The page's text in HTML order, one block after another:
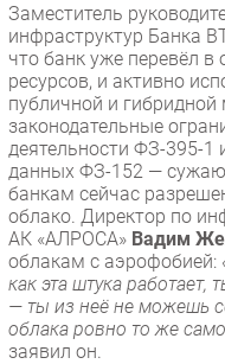
Заместитель
инфраструктур Банка
что банк уже перевёл
ресурсов, и активно
публичной и гибридной
законодательные
деятельности ФЗ-395-1
данных ФЗ-152 —
банкам сейчас
облако. Директор по
АК «АЛРОСА» Вадим
облакам с аэрофобией:
как эта штука работает,
— ты из неё не можешь
облака ровно то же
заявил он.